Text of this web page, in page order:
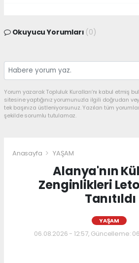
Okuyucu Yorumları (0)
Yorum yazarak Topluluk Kuralları’nı kabul etmiş
sitesine yaptığınız yorumunuzla ilgili doğrudan
tek başınıza üstleniyorsunuz. Yazılan tüm
şekilde sorumlu tutulamaz.
Anasayfa YAŞAM
Alanya'nın
Zenginlikleri
Tanıtıldı
YAŞAM
06.08.2026 - 12:57, Güncelleme: